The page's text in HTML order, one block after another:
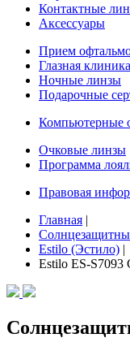
Контактные
Аксессуары
Прием
Глазная клиника
Ночные линзы
Подарочные
Компьютерные
Очковые линзы
Программа
Правовая
Главная |
Estilo (Эстило) |
Estilo ES-S7093